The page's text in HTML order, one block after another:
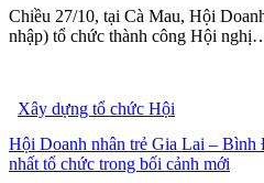
Chiều 27/10, tại Cà Mau, Hội
nhập) tổ chức thành công Hội
Xây dựng tổ chức Hội
Hội Doanh nhân trẻ Gia Lai –
nhất tổ chức trong bối cảnh mới